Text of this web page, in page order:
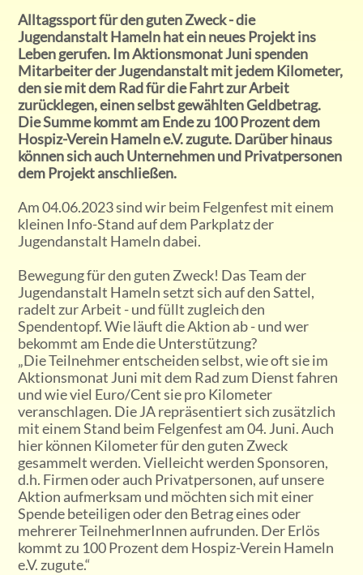
Alltagssport für den guten Zweck - die
Jugendanstalt Hameln hat ein neues Projekt ins
Leben gerufen. Im Aktionsmonat Juni spenden
Mitarbeiter der Jugendanstalt mit jedem Kilometer,
den sie mit dem Rad für die Fahrt zur Arbeit
zurücklegen, einen selbst gewählten Geldbetrag.
Die Summe kommt am Ende zu 100 Prozent dem
Hospiz-Verein Hameln e.V. zugute. Darüber hinaus
können sich auch Unternehmen und Privatpersonen
dem Projekt anschließen.
Am 04.06.2023 sind wir beim Felgenfest mit einem
kleinen Info-Stand auf dem Parkplatz der
Jugendanstalt Hameln dabei.
Bewegung für den guten Zweck! Das Team der
Jugendanstalt Hameln setzt sich auf den Sattel,
radelt zur Arbeit - und füllt zugleich den
Spendentopf. Wie läuft die Aktion ab - und wer
bekommt am Ende die Unterstützung?
„Die Teilnehmer entscheiden selbst, wie oft sie im
Aktionsmonat Juni mit dem Rad zum Dienst fahren
und wie viel Euro/Cent sie pro Kilometer
veranschlagen. Die JA repräsentiert sich zusätzlich
mit einem Stand beim Felgenfest am 04. Juni. Auch
hier können Kilometer für den guten Zweck
gesammelt werden. Vielleicht werden Sponsoren,
d.h. Firmen oder auch Privatpersonen, auf unsere
Aktion aufmerksam und möchten sich mit einer
Spende beteiligen oder den Betrag eines oder
mehrerer TeilnehmerInnen aufrunden. Der Erlös
kommt zu 100 Prozent dem Hospiz-Verein Hameln
e.V. zugute.“